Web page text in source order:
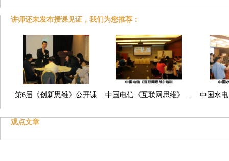
讲师还未发布授课见证，我们为您推荐：
第6届《创新思维》公开课 中国电信《互联网思维》… 中国水
观点文章